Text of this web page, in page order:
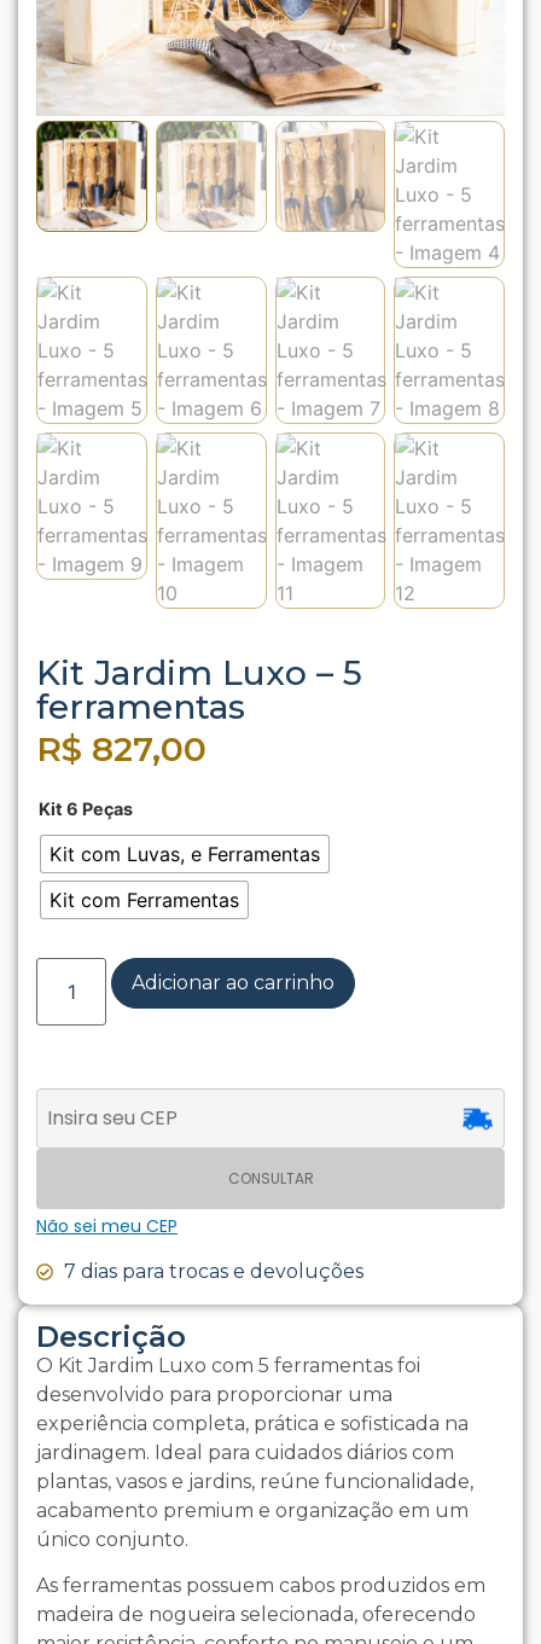
Descrição
O Kit Jardim Luxo com 5 ferramentas foi
desenvolvido para proporcionar uma
experiência completa, prática e sofisticada na
jardinagem. Ideal para cuidados diários com
plantas, vasos e jardins, reúne funcionalidade,
acabamento premium e organização em um
único conjunto.
As ferramentas possuem cabos produzidos em
madeira de nogueira selecionada, oferecendo
Kit Jardim Luxo – 5
ferramentas
R$ 827,00
Kit 6 Peças
Kit com Luvas, e Ferramentas
Kit com Ferramentas
Adicionar ao carrinho
CONSULTAR
Não sei meu CEP
7 dias para trocas e devoluções